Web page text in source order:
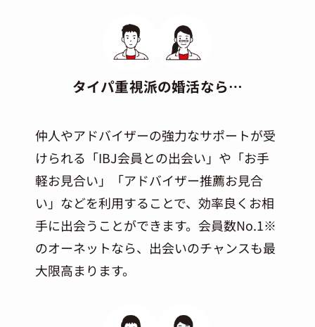
タイパ重視派の婚活なら…
仲人やアドバイザーの強力なサポートが受
けられる「IBJ会員との出会い」や「お手
軽お見合い」「アドバイザー推薦お見合
い」などを利用することで、効率良くお相
手に出会うことができます。会員数No.1※
のオーネットなら、出会いのチャンスも最
大限高まります。